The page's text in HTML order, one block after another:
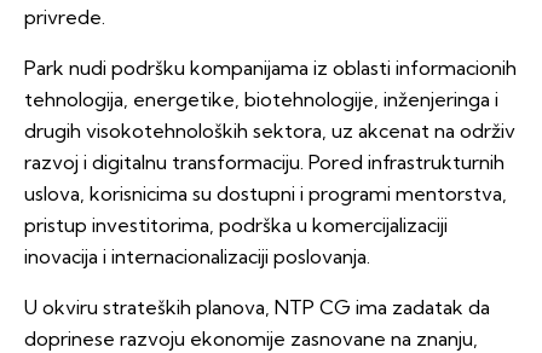
privrede.
Park nudi podršku kompanijama iz oblasti informacionih
tehnologija, energetike, biotehnologije, inženjeringa i
drugih visokotehnoloških sektora, uz akcenat na održiv
razvoj i digitalnu transformaciju. Pored infrastrukturnih
uslova, korisnicima su dostupni i programi mentorstva,
pristup investitorima, podrška u komercijalizaciji
inovacija i internacionalizaciji poslovanja.
U okviru strateških planova, NTP CG ima zadatak da
doprinese razvoju ekonomije zasnovane na znanju,